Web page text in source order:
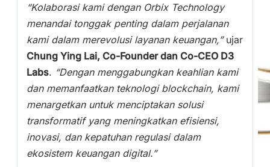
“Kolaborasi kami dengan Orbix Technology
menandai tonggak penting dalam perjalanan
kami dalam merevolusi layanan keuangan,”ujar
Chung Ying Lai, Co-Founder dan Co-CEO D3
Labs. “Dengan menggabungkan keahlian kami
dan memanfaatkan teknologi blockchain, kami
menargetkan untuk menciptakan solusi
transformatif yang meningkatkan efisiensi,
inovasi, dan kepatuhan regulasi dalam
ekosistem keuangan digital.”